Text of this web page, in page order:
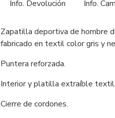
Info. Devolución Info.
Zapatilla deportiva de hombre
fabricado en textil color gris y
Puntera reforzada.
Interior y platilla extraíble textil.
Cierre de cordones.